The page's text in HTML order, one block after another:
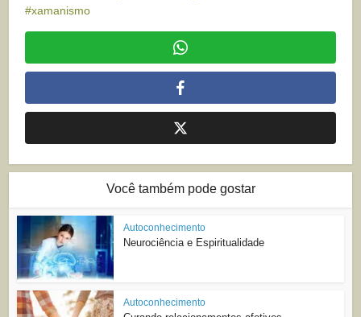
xamanismo
Você também pode gostar
Autoconhecimento
Neurociência e Espiritualidade
Autoconhecimento